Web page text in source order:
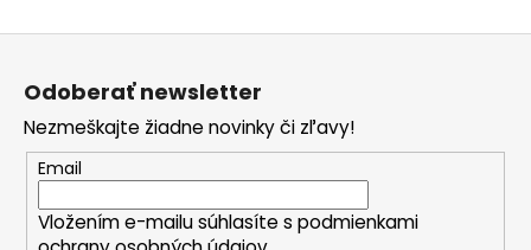
Z
Odoberať newsletter
Nezmeškajte žiadne novinky či zľavy!
Email
Vložením e-mailu súhlasíte s podmienkami